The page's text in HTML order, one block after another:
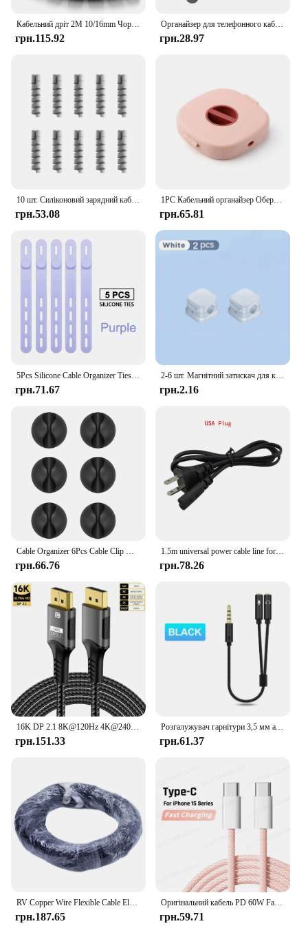
Кабельний дріт 2M 10/16mm Чорний протектор Кабельний органайзер Труба управління Гнучка обмотка Лінія Спіральна трубка Офісна кришка шнура
грн.115.92
Органайзер для телефонного кабелю Затискач для навушників Зарядний пристрій Шнур Управління 3-отвірний тримач для зберігання Затискачі Лінія передачі даних Ремені для намотування шпульки
грн.28.97
10 шт. Силіконовий зарядний кабель Спіральний намотувач кабелю Протектор дроту Захист шнура Кришка для телефону USB-зарядний пристрій Органайзер шнура
грн.53.08
1PC Кабельний органайзер Обертова коробка для намотування кабелю Пластиковий портативний футляр для зберігання дроту Тримач телефону Дріт миші Зберігання шнура навушників
грн.65.81
грн.71.67
2-6 шт. Магнітний затискач для кабелю Магнітний пристрій для намотування кабелю Органайзер для шнура Регульований тримач шнура Під настільним тримачем для кабелю
грн.2.16
грн.66.76
1.5m universal power cable line for PS2 PS3 Slim PS4 Xbox Fire ox power cord 8 Eight tail US gauge
грн.78.26
грн.151.33
Розгалужувач гарнітури 3,5 мм аудіо+мікрофон Стереорозгалужувач для навушників Аудіо 3,5 мм 4-полюсний роз’єм Y-кабель для PS4, комп’ютерної ігрової гарнітури, Xbox One
грн.61.37
грн.187.65
Оригінальний кабель PD 60W Fast Charger 6A USB C to Type C для Apple iPhone 15/16 Pro MAX Quick Charging For Samsung S24 Xiaomi Cable
грн.59.71